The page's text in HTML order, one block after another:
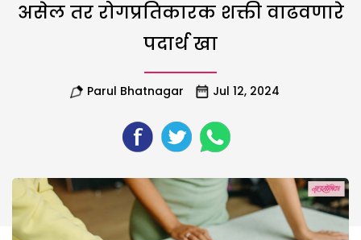
असेल तर रोगप्रतिकारक शक्ती वाढवणारे
पदार्थ खा
Parul Bhatnagar Jul 12, 2024